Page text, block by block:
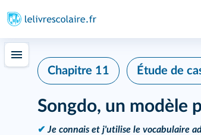
Chapitre 11 Étude de
Songdo, un modèle
✔ Je connais et j'utilise le vocabulaire